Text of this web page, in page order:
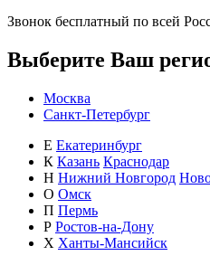
Звонок бесплатный по всей
Выберите Ваш
Москва
Санкт-Петербург
Е Екатеринбург
К Казань Краснодар
Н Нижний Новгород
О Омск
П Пермь
Р Ростов-на-Дону
Х Ханты-Мансийск